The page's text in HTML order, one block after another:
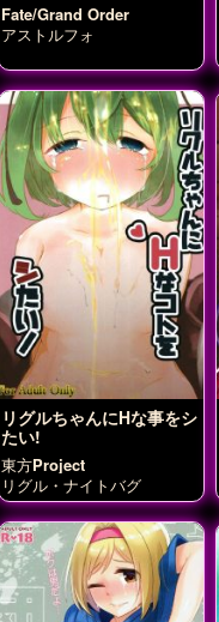
Fate/Grand Order
アストルフォ
リグルちゃんにHな事をシ
たい!
東方Project
リグル・ナイトバグ